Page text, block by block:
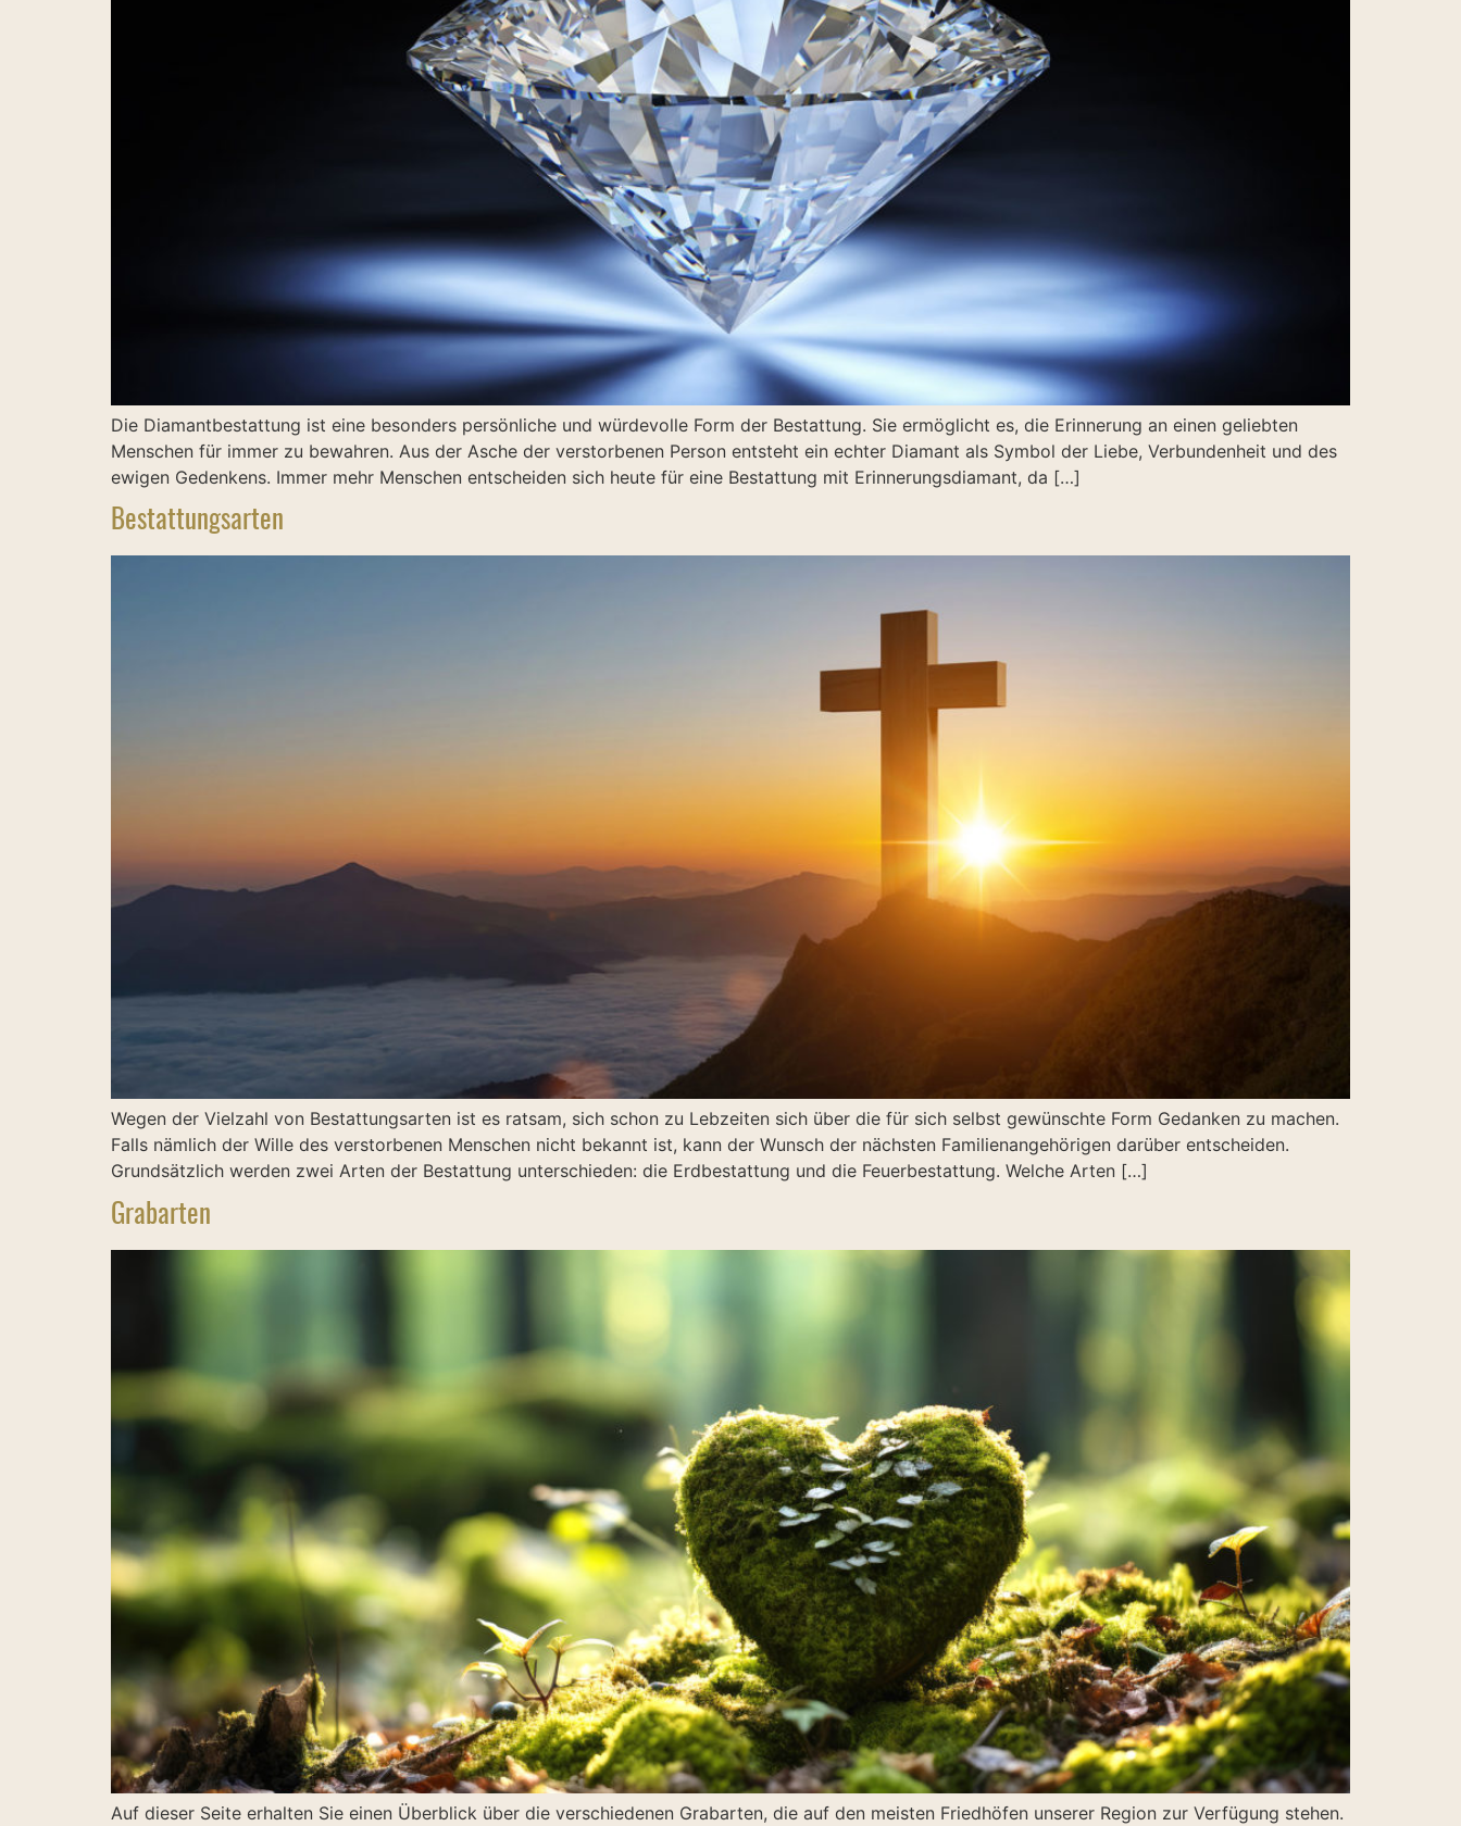
Die Diamantbestattung ist eine besonders persönliche und würdevolle Form der Bestattung. Sie ermöglicht es, die Erinnerung an einen geliebten
Menschen für immer zu bewahren. Aus der Asche der verstorbenen Person entsteht ein echter Diamant als Symbol der Liebe, Verbundenheit und des
ewigen Gedenkens. Immer mehr Menschen entscheiden sich heute für eine Bestattung mit Erinnerungsdiamant, da […]
Bestattungsarten
Wegen der Vielzahl von Bestattungsarten ist es ratsam, sich schon zu Lebzeiten sich über die für sich selbst gewünschte Form Gedanken zu machen.
Falls nämlich der Wille des verstorbenen Menschen nicht bekannt ist, kann der Wunsch der nächsten Familienangehörigen darüber entscheiden.
Grundsätzlich werden zwei Arten der Bestattung unterschieden: die Erdbestattung und die Feuerbestattung. Welche Arten […]
Grabarten
Auf dieser Seite erhalten Sie einen Überblick über die verschiedenen Grabarten, die auf den meisten Friedhöfen unserer Region zur Verfügung stehen.